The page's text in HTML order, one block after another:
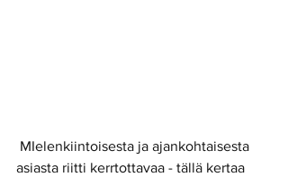
asiasta riitti kerrtottavaa - tällä kertaa